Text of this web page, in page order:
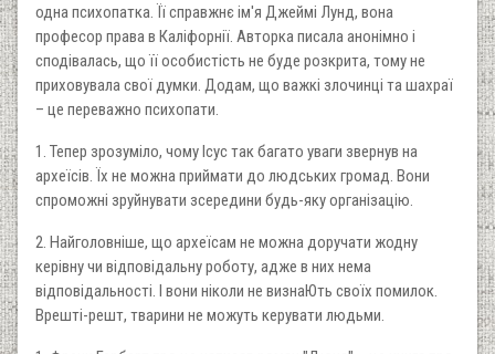
одна психопатка. Її справжнє ім'я Джеймі Лунд, вона
професор права в Каліфорнії. Авторка писала анонімно і
сподівалась, що її особистість не буде розкрита, тому не
приховувала свої думки. Додам, що важкі злочинці та шахраї
– це переважно психопати.
1. Тепер зрозуміло, чому Ісус так багато уваги звернув на
археїсів. Їх не можна приймати до людських громад. Вони
спроможні зруйнувати зсередини будь-яку організацію.
2. Найголовніше, що археїсам не можна доручати жодну
керівну чи відповідальну роботу, адже в них нема
відповідальності. І вони ніколи не визнаЮть своїх помилок.
Врешті-решт, тварини не можуть керувати людьми.